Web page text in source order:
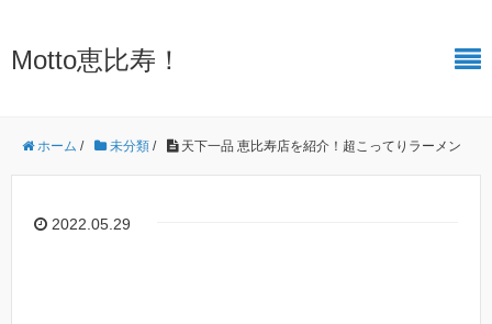
Motto恵比寿！
ホーム / 未分類 / 天下一品 恵比寿店を紹介！超こってりラーメン
2022.05.29